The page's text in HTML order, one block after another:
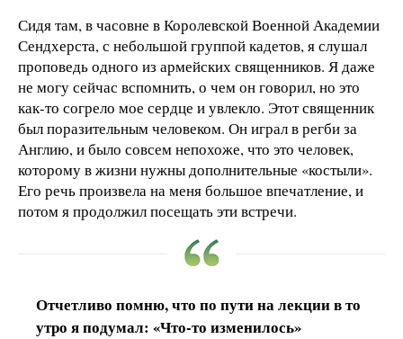
Сидя там, в часовне в Королевской Военной Академии
Сендхерста, с небольшой группой кадетов, я слушал
проповедь одного из армейских священников. Я даже
не могу сейчас вспомнить, о чем он говорил, но это
как-то согрело мое сердце и увлекло. Этот священник
был поразительным человеком. Он играл в регби за
Англию, и было совсем непохоже, что это человек,
которому в жизни нужны дополнительные «костыли».
Его речь произвела на меня большое впечатление, и
потом я продолжил посещать эти встречи.
Отчетливо помню, что по пути на лекции в то
утро я подумал: «Что-то изменилось»